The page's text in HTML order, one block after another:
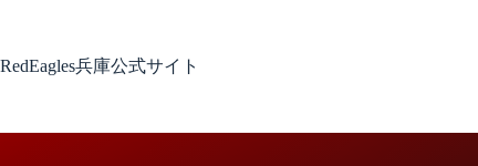
テ
RedEagles兵庫公式サイト